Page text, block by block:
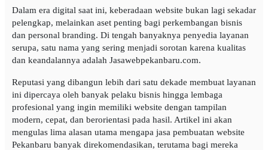
Dalam era digital saat ini, keberadaan website bukan lagi sekadar
pelengkap, melainkan aset penting bagi perkembangan bisnis
dan personal branding. Di tengah banyaknya penyedia layanan
serupa, satu nama yang sering menjadi sorotan karena kualitas
dan keandalannya adalah Jasawebpekanbaru.com.
Reputasi yang dibangun lebih dari satu dekade membuat layanan
ini dipercaya oleh banyak pelaku bisnis hingga lembaga
profesional yang ingin memiliki website dengan tampilan
modern, cepat, dan berorientasi pada hasil. Artikel ini akan
mengulas lima alasan utama mengapa jasa pembuatan website
Pekanbaru banyak direkomendasikan, terutama bagi mereka